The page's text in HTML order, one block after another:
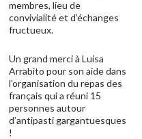
membres, lieu de
convivialité et d’échanges
fructueux.
Un grand merci à Luisa
Arrabito pour son aide dans
l’organisation du repas des
français qui a réuni 15
personnes autour
d’antipasti gargantuesques
!